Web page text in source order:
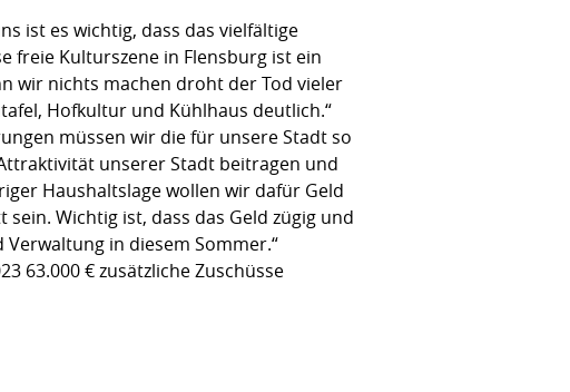
ist es wichtig, dass das vielfältige
freie Kulturszene in Flensburg ist ein
wir nichts machen droht der Tod vieler
Hofkultur und Kühlhaus deutlich.“
müssen wir die für unsere Stadt so
unserer Stadt beitragen und
Haushaltslage wollen wir dafür Geld
Wichtig ist, dass das Geld zügig und
in diesem Sommer.“
63.000 € zusätzliche Zuschüsse